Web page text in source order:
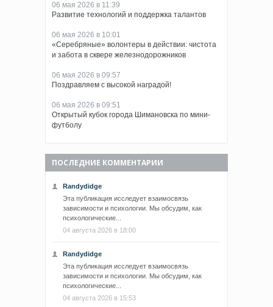
06 мая 2026 в 11:39
Развитие технологий и поддержка талантов
06 мая 2026 в 10:01
«Серебряные» волонтеры в действии: чистота
и забота в сквере железнодорожников
06 мая 2026 в 09:57
Поздравляем с высокой наградой!
06 мая 2026 в 09:51
Открытый кубок города Шимановска по мини-
футболу
ПОСЛЕДНИЕ КОММЕНТАРИИ
Randydidge
Эта публикация исследует взаимосвязь
зависимости и психологии. Мы обсудим, как
психологические...
04 августа 2026 в 18:00
Randydidge
Эта публикация исследует взаимосвязь
зависимости и психологии. Мы обсудим, как
психологические...
04 августа 2026 в 15:53